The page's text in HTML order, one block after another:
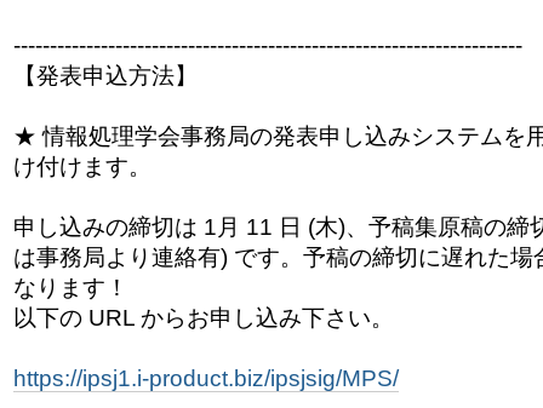
----------------------------------------------------------------------
【発表申込方法】
★ 情報処理学会事務局の発表申し込みシステムを
け付けます。
申し込みの締切は 1月 11 日 (木)、予稿集原稿の
は事務局より連絡有) です。 予稿の締切に遅れた場
なります！
以下の URL からお申し込み下さい。
https://ipsj1.i-product.biz/ipsjsig/MPS/